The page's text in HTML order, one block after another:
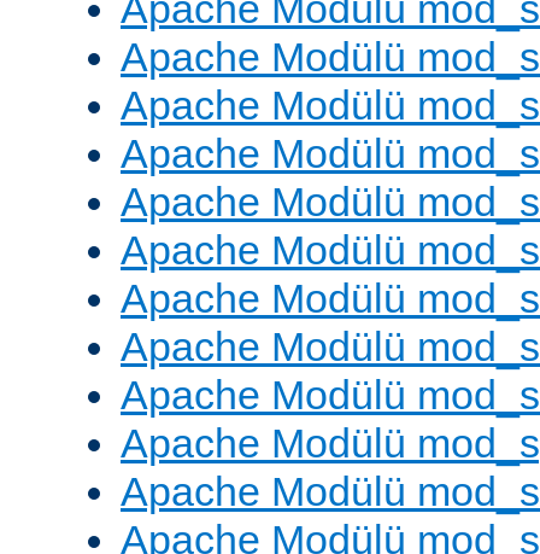
Apache Modülü
Apache Modülü
Apache Modülü
Apache Modülü
Apache Modülü
Apache Modülü
Apache Modülü
Apache Modülü
Apache Modülü
Apache Modülü
Apache Modülü